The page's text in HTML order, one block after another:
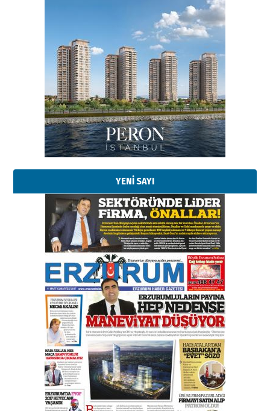
YENİ SAYI
Esat BİNDESEN
TRT’NİN BÖLGEYE AÇILAN SESİ
09 Ağustos 2026 Pazar
Kadir SABUNCUOĞLU
Erzurumspor’un köşe taşları
29 Haziran 2026 Pazartesi